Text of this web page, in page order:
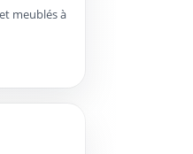
meublés à